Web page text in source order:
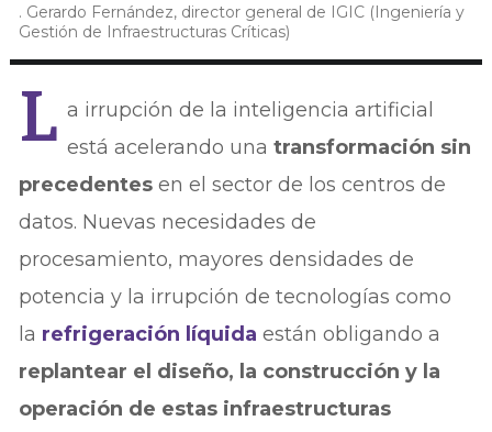
. Gerardo Fernández, director general de IGIC (Ingeniería y
Gestión de Infraestructuras Críticas)
L a irrupción de la inteligencia artificial
está acelerando unatransformación sin
precedentes en el sector de los centros de
datos. Nuevas necesidades de
procesamiento, mayores densidades de
potencia y la irrupción de tecnologías como
la refrigeración líquida están obligando a
replantear el diseño, la construcción y la
operación de estas infraestructuras